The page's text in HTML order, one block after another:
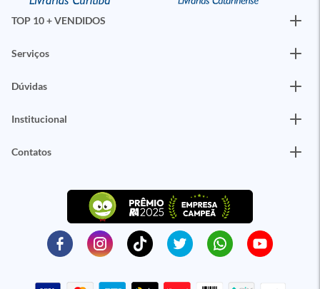
TOP 10 + VENDIDOS
Serviços
Dúvidas
Institucional
Contatos